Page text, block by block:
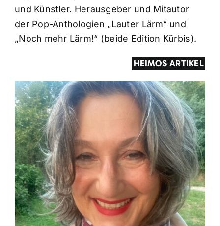
und Künstler. Herausgeber und Mitautor
der Pop-Anthologien „Lauter Lärm“ und
„Noch mehr Lärm!“ (beide Edition Kürbis).
HEIMOS ARTIKEL